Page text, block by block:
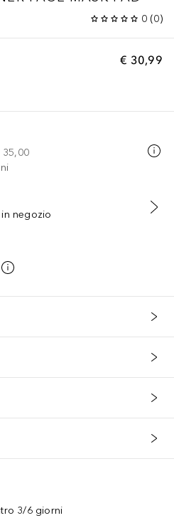
0 (0)
€ 30,99
35,00
AL CARRELLO
negozio
3/6 giorni